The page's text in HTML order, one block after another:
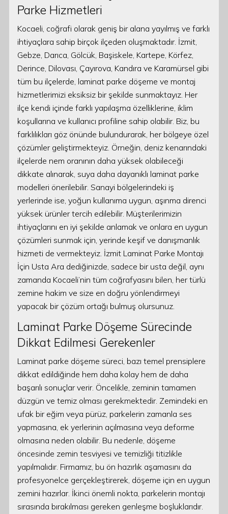
Parke Hizmetleri
Kocaeli, coğrafi olarak geniş bir alana yayılmış ve farklı
ihtiyaçlara sahip birçok ilçeden oluşmaktadır. İzmit,
Gebze, Darıca, Gölcük, Başiskele, Kartepe, Körfez,
Derince, Dilovası, Çayırova, Kandıra ve Karamürsel gibi
tüm bu ilçelerde, laminat parke döşeme ve montaj
hizmetlerimizi eksiksiz bir şekilde sunmaktayız. Her
ilçe kendi içinde farklı yapılaşma özelliklerine, iklim
koşullarına ve kullanıcı profiline sahip olabilir. Biz, bu
farklılıkları göz önünde bulundurarak, her bölgeye özel
çözümler geliştirmekteyiz. Örneğin, deniz kenarındaki
ilçelerde nem oranının daha yüksek olabileceği
dikkate alınarak, suya daha dayanıklı laminat parke
modelleri önerilebilir. Sanayi bölgelerindeki iş
yerlerinde ise, yoğun kullanıma uygun, aşınma direnci
yüksek ürünler tercih edilebilir. Müşterilerimizin
ihtiyaçlarını en iyi şekilde anlamak ve onlara en uygun
çözümleri sunmak için, yerinde keşif ve danışmanlık
hizmeti de vermekteyiz. İzmit Laminat Parke Montajı
İçin Usta Ara dediğinizde, sadece bir usta değil, aynı
zamanda Kocaeli’nin tüm coğrafyasını bilen, her türlü
zemine hakim ve size en doğru yönlendirmeyi
yapacak bir çözüm ortağı bulmuş olursunuz.
Laminat Parke Döşeme Sürecinde
Dikkat Edilmesi Gerekenler
Laminat parke döşeme süreci, bazı temel prensiplere
dikkat edildiğinde hem daha kolay hem de daha
başarılı sonuçlar verir. Öncelikle, zeminin tamamen
düzgün ve temiz olması gerekmektedir. Zemindeki en
ufak bir eğim veya pürüz, parkelerin zamanla ses
yapmasına, ek yerlerinin açılmasına veya deforme
olmasına neden olabilir. Bu nedenle, döşeme
öncesinde zemin tesviyesi ve temizliği titizlikle
yapılmalıdır. Firmamız, bu ön hazırlık aşamasını da
profesyonelce gerçekleştirerek, döşeme için en uygun
zemini hazırlar. İkinci önemli nokta, parkelerin montajı
sırasında bırakılması gereken genleşme boşluklarıdır.